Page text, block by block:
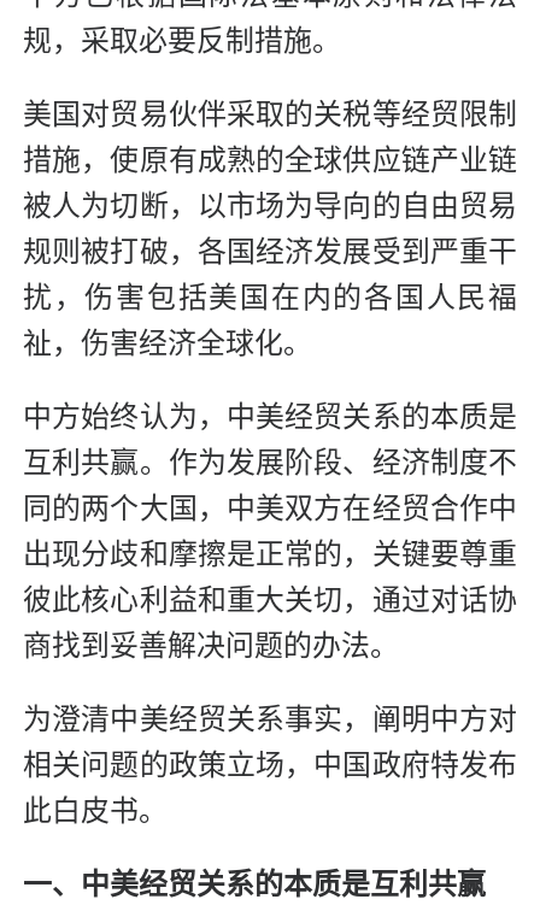
规，采取必要反制措施。
美国对贸易伙伴采取的关税等经贸限制
措施，使原有成熟的全球供应链产业链
被人为切断，以市场为导向的自由贸易
规则被打破，各国经济发展受到严重干
扰，伤害包括美国在内的各国人民福
祉，伤害经济全球化。
中方始终认为，中美经贸关系的本质是
互利共赢。作为发展阶段、经济制度不
同的两个大国，中美双方在经贸合作中
出现分歧和摩擦是正常的，关键要尊重
彼此核心利益和重大关切，通过对话协
商找到妥善解决问题的办法。
为澄清中美经贸关系事实，阐明中方对
相关问题的政策立场，中国政府特发布
此白皮书。
一、中美经贸关系的本质是互利共赢